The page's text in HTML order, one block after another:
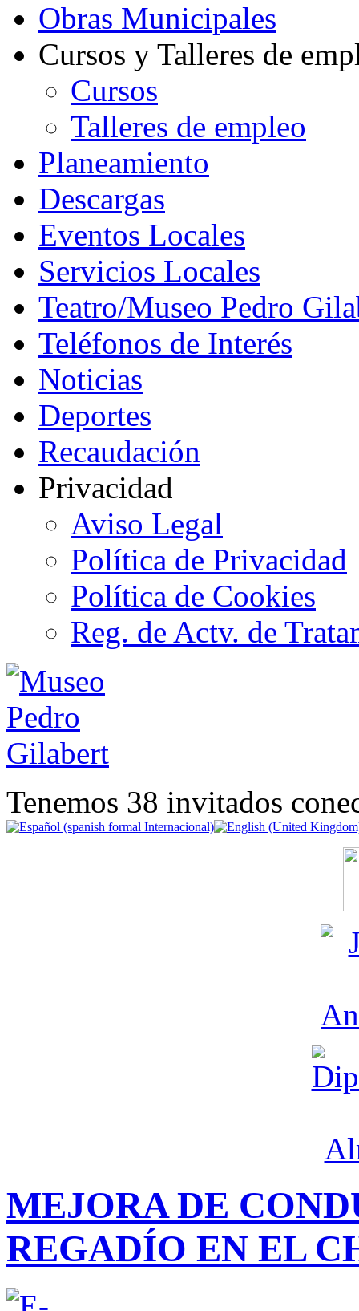
Obras Municipales
Cursos y Talleres de
Cursos
Talleres de empleo
Planeamiento
Descargas
Eventos Locales
Servicios Locales
Teatro/Museo Pedro
Teléfonos de Interés
Noticias
Deportes
Recaudación
Privacidad
Aviso Legal
Política de Privacidad
Política de Cookies
Reg. de Actv. de
Tenemos 38 invitados
MEJORA DE
REGADÍO EN EL